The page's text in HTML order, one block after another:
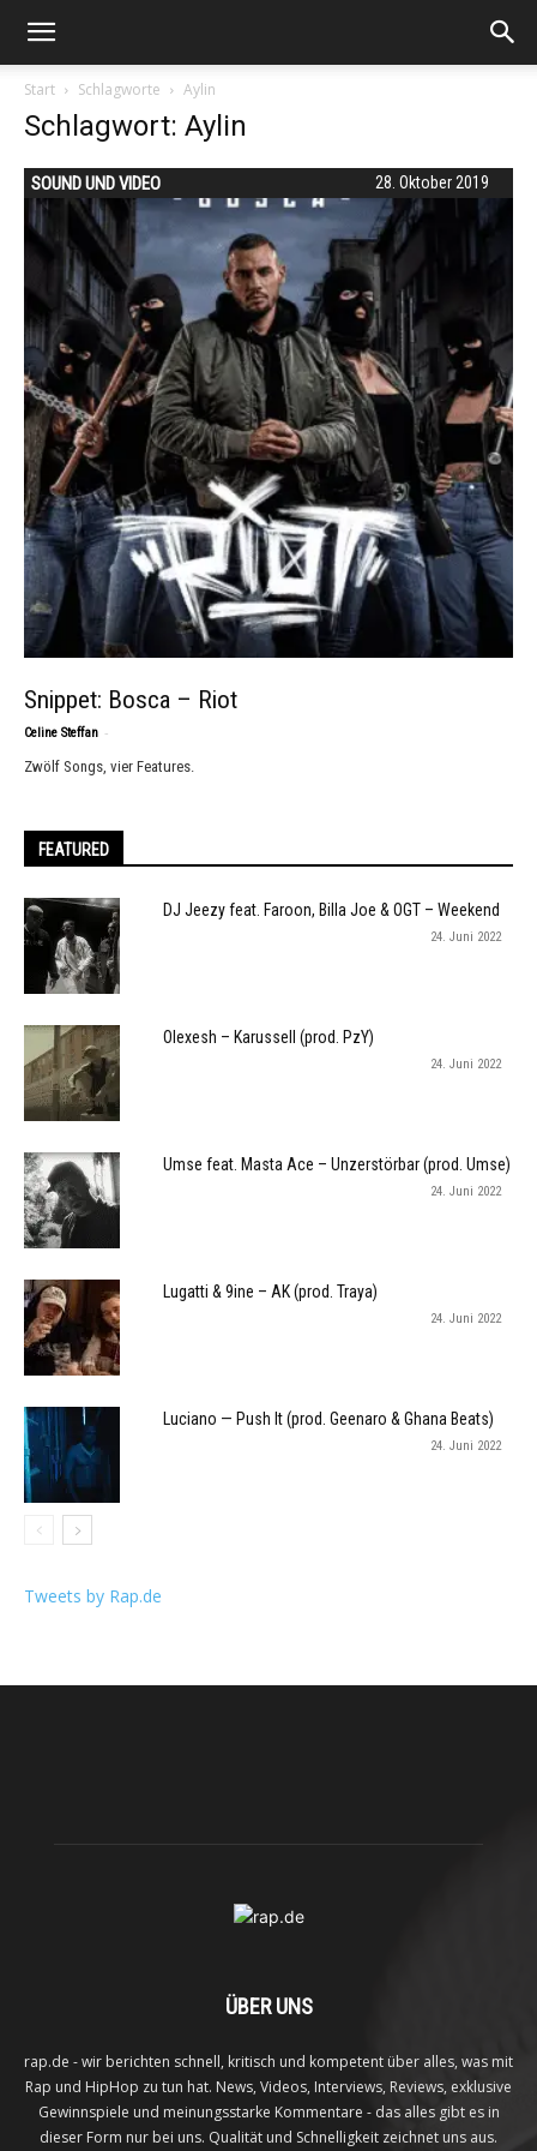
Start Schlagworte Aylin
Schlagwort: Aylin
28. Oktober 2019
SOUND UND VIDEO
Snippet: Bosca – Riot
Celine Steffan -
Zwölf Songs, vier Features.
FEATURED
DJ Jeezy feat. Faroon, Billa Joe & OGT – Weekend
24. Juni 2022
Olexesh – Karussell (prod. PzY)
24. Juni 2022
Umse feat. Masta Ace – Unzerstörbar (prod. Umse)
24. Juni 2022
Lugatti & 9ine – AK (prod. Traya)
24. Juni 2022
Luciano — Push It (prod. Geenaro & Ghana Beats)
24. Juni 2022
Tweets by Rap.de
ÜBER UNS
rap.de - wir berichten schnell, kritisch und kompetent über alles, was mit
Rap und HipHop zu tun hat. News, Videos, Interviews, Reviews, exklusive
Gewinnspiele und meinungsstarke Kommentare - das alles gibt es in
dieser Form nur bei uns. Qualität und Schnelligkeit zeichnet uns aus.